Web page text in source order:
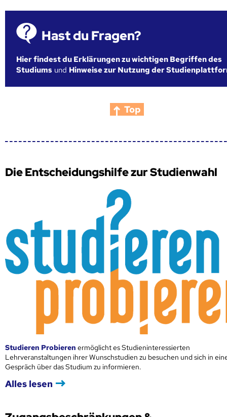
Hast du Fragen?
Hier findest du Erklärungen zu wichtigen Begriffen des
Studiums und Hinweise zur Nutzung der
Top
Die Entscheidungshilfe zur Studienwahl
Studieren Probieren ermöglicht es Studieninteressierten
Lehrveranstaltungen ihrer Wunschstudien zu besuchen und sich in
Gespräch über das Studium zu informieren.
Alles lesen